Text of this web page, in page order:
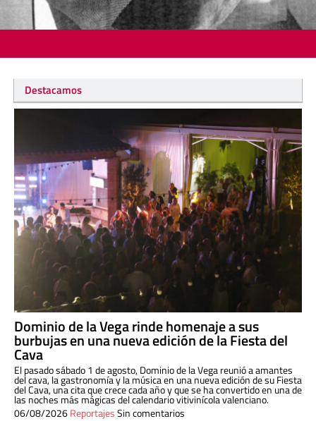
Destacamos
Dominio de la Vega rinde homenaje a sus
burbujas en una nueva edición de la Fiesta del
Cava
El pasado sábado 1 de agosto, Dominio de la Vega reunió a amantes
del cava, la gastronomía y la música en una nueva edición de su Fiesta
del Cava, una cita que crece cada año y que se ha convertido en una de
las noches más mágicas del calendario vitivinícola valenciano.
06/08/2026ReportajesSin comentarios